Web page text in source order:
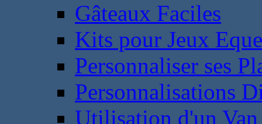
Gâteaux Faciles
Kits pour Jeux
Personnaliser ses
Personnalisations
Utilisation d'un Van